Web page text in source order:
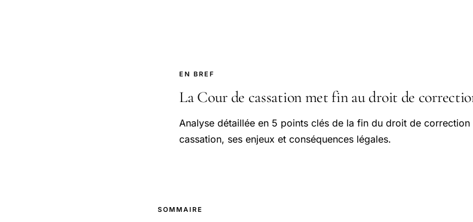
EN BREF
La Cour de cassation met fin au droit de
Analyse détaillée en 5 points clés de la fin du droit de
cassation, ses enjeux et conséquences légales.
SOMMAIRE